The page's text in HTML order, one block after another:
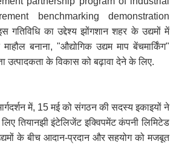
benchmarking demonstration
गतिविधि का उद्देश्य झोंगशान शहर के उद्यमों में
बनाना, "औद्योगिक उद्यम माप बेंचमार्किंग"
उत्पादकता के विकास को बढ़ावा देने के लिए.
में, 15 मई को संगठन की सदस्य इकाइयों ने
लिए तियानझी इंटेलिजेंट इक्विपमेंट कंपनी लिमिटेड
के बीच आदान-प्रदान और सहयोग को मजबूत